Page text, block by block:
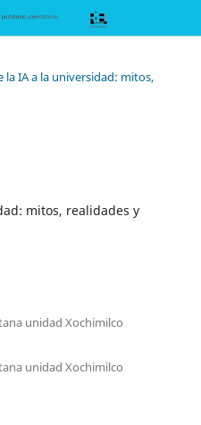
la IA a la universidad: mitos,
mitos, realidades y
unidad Xochimilco
unidad Xochimilco